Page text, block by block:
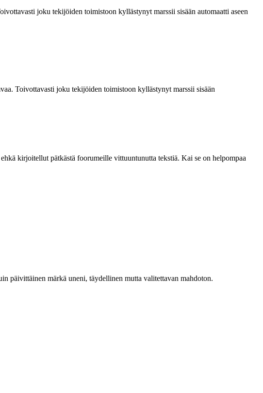
joku tekijöiden toimistoon kyllästynyt marssii sisään automaatti aseen
Toivottavasti joku tekijöiden toimistoon kyllästynyt marssii sisään
kirjoitellut pätkästä foorumeille vittuuntunutta tekstiä. Kai se on helpompaa
päivittäinen märkä uneni, täydellinen mutta valitettavan mahdoton.